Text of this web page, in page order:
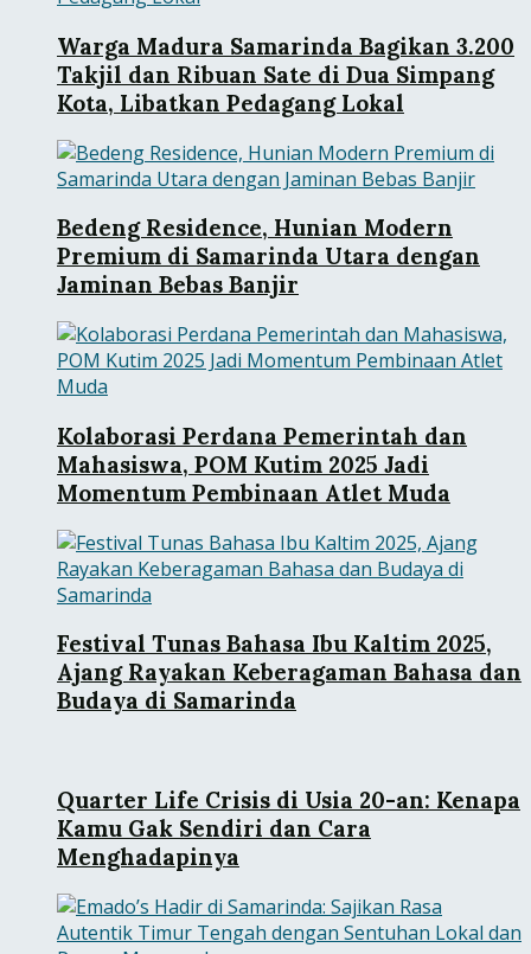
Warga Madura Samarinda Bagikan 3.200
Takjil dan Ribuan Sate di Dua Simpang
Kota, Libatkan Pedagang Lokal
Bedeng Residence, Hunian Modern
Premium di Samarinda Utara dengan
Jaminan Bebas Banjir
Kolaborasi Perdana Pemerintah dan
Mahasiswa, POM Kutim 2025 Jadi
Momentum Pembinaan Atlet Muda
Festival Tunas Bahasa Ibu Kaltim 2025,
Ajang Rayakan Keberagaman Bahasa dan
Budaya di Samarinda
Quarter Life Crisis di Usia 20-an: Kenapa
Kamu Gak Sendiri dan Cara
Menghadapinya